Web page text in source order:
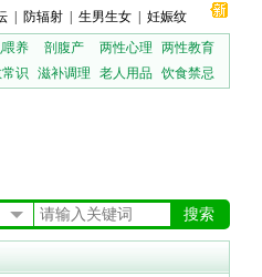
防辐射 生男生女
妊娠纹
养 剖腹产 两性心理
两性教育
识 滋补调理 老人用品 饮食禁忌